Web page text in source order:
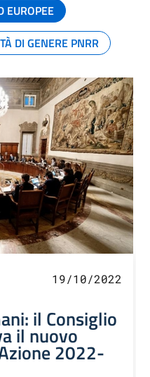
EUROPEE
DI GENERE PNRR
19/10/2022
il Consiglio
il nuovo
2022-